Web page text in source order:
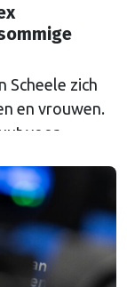
Scheele zich
en vrouwen.
voor
waarom er